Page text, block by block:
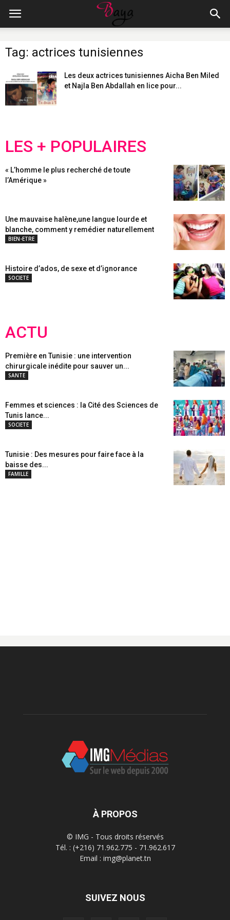
Tag: actrices tunisiennes
Les deux actrices tunisiennes Aicha Ben Miled
et Najla Ben Abdallah en lice pour...
LES + POPULAIRES
« L’homme le plus recherché de toute
l’Amérique »
Une mauvaise halène,une langue lourde et
blanche, comment y remédier naturellement
BIEN-ETRE
Histoire d’ados, de sexe et d’ignorance
SOCIETE
ACTU
Première en Tunisie : une intervention
chirurgicale inédite pour sauver un...
SANTE
Femmes et sciences : la Cité des Sciences de
Tunis lance...
SOCIETE
Tunisie : Des mesures pour faire face à la
baisse des...
FAMILLE
À PROPOS
© IMG - Tous droits réservés
Tél. : (+216) 71.962.775 - 71.962.617
Email : img@planet.tn
SUIVEZ NOUS